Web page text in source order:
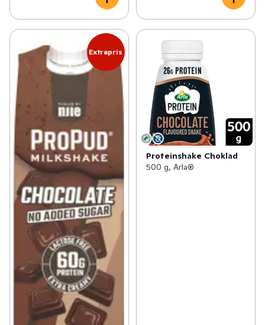
Extrapris
Proteinshake Choklad
500 g, Arla®